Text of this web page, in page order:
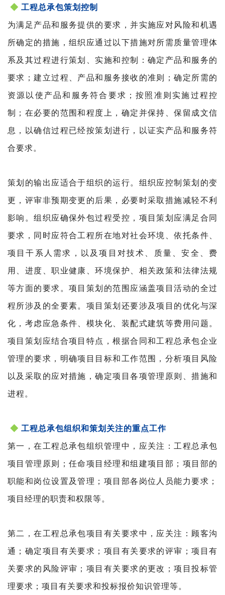
◆ 工程总承包策划控制
为满足产品和服务提供的要求，并实施应对风险和机遇
所确定的措施，组织应通过以下措施对所需质量管理体
系及其过程进行策划、实施和控制：确定产品和服务的
要求；建立过程、产品和服务接收的准则；确定所需的
资源以使产品和服务符合要求；按照准则实施过程控
制；在必要的范围和程度上，确定并保持、保留成文信
息，以确信过程已经按策划进行，以证实产品和服务符
合要求。
策划的输出应适合于组织的运行。组织应控制策划的变
更，评审非预期变更的后果，必要时采取措施减轻不利
影响。组织应确保外包过程受控，项目策划应满足合同
要求，同时应符合工程所在地对社会环境、依托条件、
项目干系人需求，以及项目对技术、质量、安全、费
用、进度、职业健康、环境保护、相关政策和法律法规
等方面的要求。项目策划的范围应涵盖项目活动的全过
程所涉及的全要素。项目策划还要涉及项目的优化与深
化，考虑应急条件、模块化、装配式建筑等费用问题。
项目策划应结合项目特点，根据合同和工程总承包企业
管理的要求，明确项目目标和工作范围，分析项目风险
以及采取的应对措施，确定项目各项管理原则、措施和
进程。
◆ 工程总承包组织和策划关注的重点工作
第一，在工程总承包组织管理中，应关注：工程总承包
项目管理原则；任命项目经理和组建项目部；项目部的
职能和岗位设置及管理；项目部各岗位人员能力要求；
项目经理的职责和权限等。
第二，在工程总承包项目有关要求中，应关注：顾客沟
通；确定项目有关要求；项目有关要求的评审；项目有
关要求的风险评审；项目有关要求的更改；项目投标管
理要求；项目有关要求和投标报价知识管理等。